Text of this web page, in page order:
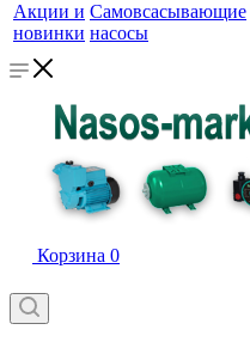
Акции и
новинки
Самовсасывающие
насосы
Корзина 0